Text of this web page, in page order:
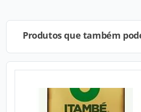
Produtos que também